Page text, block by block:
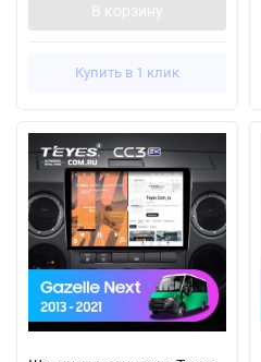
В корзину
Купить в 1 клик